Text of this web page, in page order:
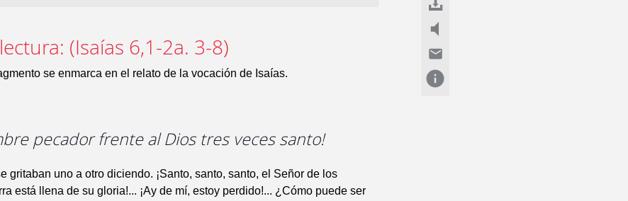
(Isaías 6,1-2a. 3-8)
se enmarca en el relato de la vocación de Isaías.
pecador frente al Dios tres veces santo!
gritaban uno a otro diciendo. ¡Santo, santo, santo, el Señor de los
está llena de su gloria!... ¡Ay de mí, estoy perdido!... ¿Cómo puede ser